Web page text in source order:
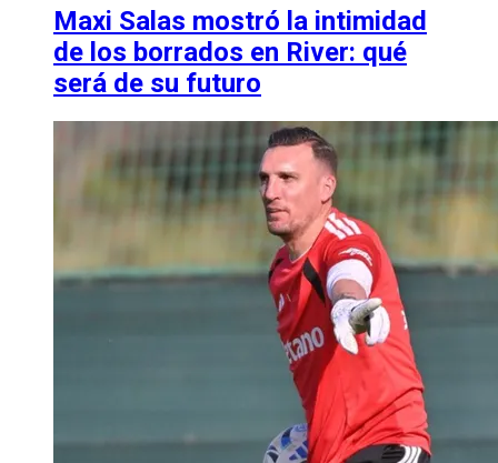
Maxi Salas mostró la intimidad
de los borrados en River: qué
será de su futuro